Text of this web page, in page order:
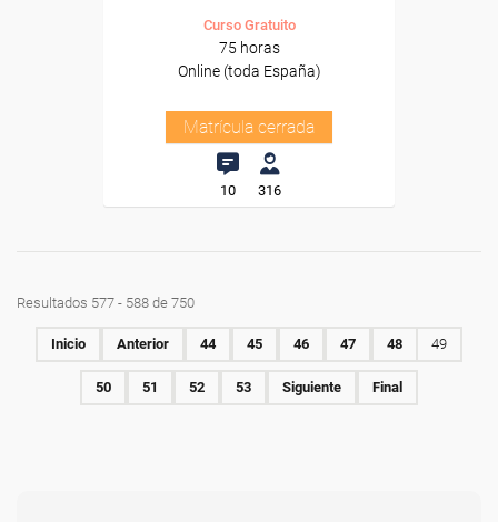
Curso Gratuito
75 horas
Online (toda España)
Matrícula cerrada
10 316
Resultados 577 - 588 de 750
Inicio Anterior 44 45 46 47 48 49
50 51 52 53 Siguiente Final